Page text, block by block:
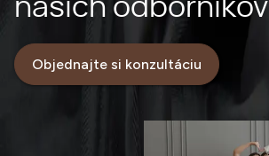
Objednajte si konzultáciu